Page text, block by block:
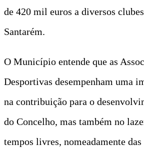
de 420 mil euros a diversos
Santarém.
O Município entende que as
Desportivas desempenham uma
na contribuição para o
do Concelho, mas também no
tempos livres, nomeadamente das